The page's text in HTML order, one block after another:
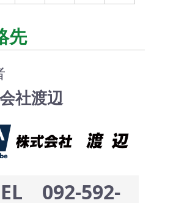
先
社渡辺
092-592-